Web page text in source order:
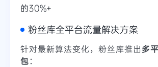
的30%+
粉丝库全平台流量解决方案
针对最新算法变化，粉丝库推出多
包：